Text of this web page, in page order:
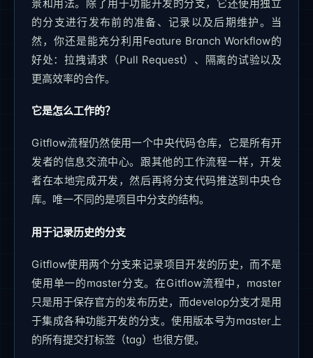
景和用法。除了用于功能开发的分支，它还使用独立
的分支进行发布前的准备、记录以及后期维护。当
然，你还是能充分利用Feature Branch Workflow的
好处：拉拽请求（Pull Request）、隔离的试验以及
更高效率的合作。
它是怎么工作的？
Gitflow流程仍然使用一个中央代码仓库，它是所有开
发者的信息交流中心。跟其他的工作流程一样，开发
者在本地完成开发，然后再将分支代码推送到中央仓
库。唯一不同的是项目中分支的结构。
用于记录历史的分支
Gitflow使用两个分支来记录项目开发的历史，而不是
使用单一的master分支。在Gitflow流程中，master
只是用于保存官方的发布历史，而develop分支才是用
于集成各种功能开发的分支。使用版本号为master上
的所有提交打标签（tag）也很方便。